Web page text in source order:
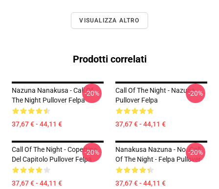
VISUALIZZA ALTRO
Prodotti correlati
Nazuna Nanakusa - Call Of
The Night Pullover Felpa
37,67 € - 44,11 €
-20%
Call Of The Night - Nazuna
Pullover Felpa
37,67 € - 44,11 €
-20%
Call Of The Night - Copertina
Del Capitolo Pullover Felpa
37,67 € - 44,11 €
-20%
Nanakusa Nazuna - No. Call
Of The Night - Felpa Pullover
37,67 € - 44,11 €
-20%